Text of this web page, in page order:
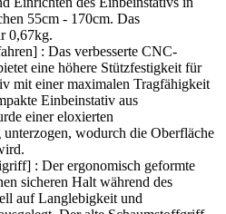
55cm - 170cm. Das
0,67kg.
: Das verbesserte CNC-
eine höhere Stützfestigkeit für
mit einer maximalen Tragfähigkeit
Einbeinstativ aus
einer eloxierten
wodurch die Oberfläche
: Der ergonomisch geformte
sicheren Halt während des
auf Langlebigkeit und